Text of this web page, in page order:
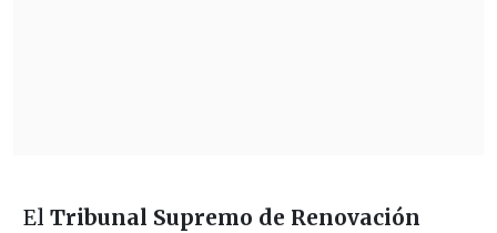
El Tribunal Supremo de Renovación